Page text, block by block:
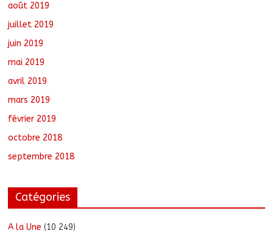
août 2019
juillet 2019
juin 2019
mai 2019
avril 2019
mars 2019
février 2019
octobre 2018
septembre 2018
Catégories
A la Une (10 249)